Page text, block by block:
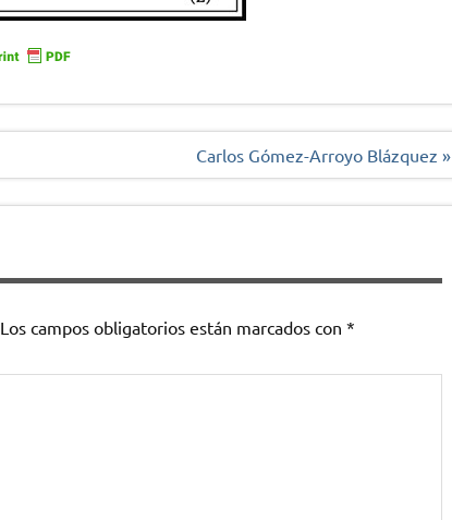
Carlos Gómez-Arroyo Blázquez »
Los campos obligatorios están marcados con *